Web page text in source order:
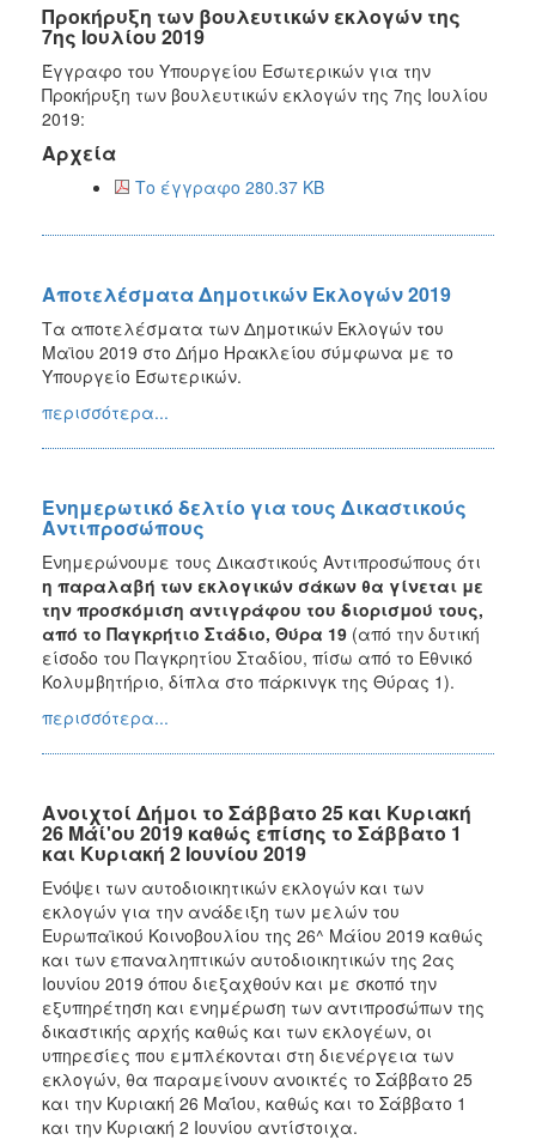
Προκήρυξη των βουλευτικών εκλογών της
7ης Ιουλίου 2019
Έγγραφο του Υπουργείου Εσωτερικών για την
Προκήρυξη των βουλευτικών εκλογών της 7ης Ιουλίου
2019:
Αρχεία
Το έγγραφο 280.37 KB
Αποτελέσματα Δημοτικών Εκλογών 2019
Τα αποτελέσματα των Δημοτικών Εκλογών του
Μαϊου 2019 στο Δήμο Ηρακλείου σύμφωνα με το
Υπουργείο Εσωτερικών.
περισσότερα...
Ενημερωτικό δελτίο για τους Δικαστικούς
Αντιπροσώπους
Ενημερώνουμε τους Δικαστικούς Αντιπροσώπους ότι
η παραλαβή των εκλογικών σάκων θα γίνεται με
την προσκόμιση αντιγράφου του διορισμού τους,
από το Παγκρήτιο Στάδιο, Θύρα 19 (από την δυτική
είσοδο του Παγκρητίου Σταδίου, πίσω από το Εθνικό
Κολυμβητήριο, δίπλα στο πάρκινγκ της Θύρας 1).
περισσότερα...
Ανοιχτοί Δήμοι το Σάββατο 25 και Κυριακή
26 Μάί'ου 2019 καθώς επίσης το Σάββατο 1
και Κυριακή 2 Ιουνίου 2019
Ενόψει των αυτοδιοικητικών εκλογών και των
εκλογών για την ανάδειξη των μελών του
Ευρωπαϊκού Κοινοβουλίου της 26^ Μάίου 2019 καθώς
και των επαναληπτικών αυτοδιοικητικών της 2ας
Ιουνίου 2019 όπου διεξαχθούν και με σκοπό την
εξυπηρέτηση και ενημέρωση των αντιπροσώπων της
δικαστικής αρχής καθώς και των εκλογέων, οι
υπηρεσίες που εμπλέκονται στη διενέργεια των
εκλογών, θα παραμείνουν ανοικτές το Σάββατο 25
και την Κυριακή 26 Μαΐου, καθώς και το Σάββατο 1
και την Κυριακή 2 Ιουνίου αντίστοιχα.